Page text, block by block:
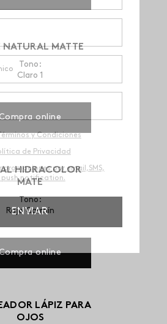
NATURAL MATTE
Tono:
Claro 1
online
HIDRACOLOR
MATE
Tono:
Rojo Carmín
online
LÁPIZ PARA
OJOS